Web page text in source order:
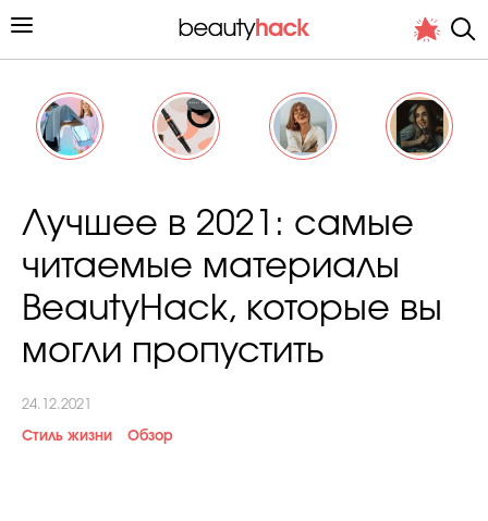
Лучшее в 2021: cамые
читаемые материалы
BeautyHack, которые вы
могли пропустить
24.12.2021
Стиль жизни Обзор